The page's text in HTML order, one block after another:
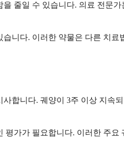
줄일 수 있습니다. 의료 전문
니다. 이러한 약물은 다른 치
합니다. 궤양이 3주 이상 지속
가가 필요합니다. 이러한 주